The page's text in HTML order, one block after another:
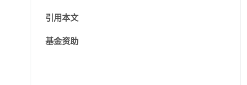
引用本文
基金资助